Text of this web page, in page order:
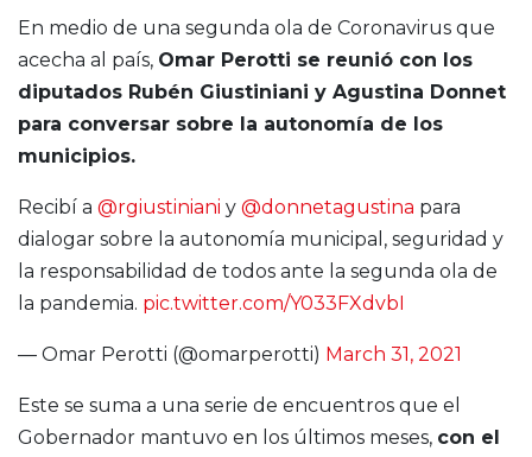
En medio de una segunda ola de Coronavirus que
acecha al país, Omar Perotti se reunió con los
diputados Rubén Giustiniani y Agustina Donnet
para conversar sobre la autonomía de los
municipios.
Recibí a @rgiustiniani y @donnetagustina para
dialogar sobre la autonomía municipal, seguridad y
la responsabilidad de todos ante la segunda ola de
la pandemia. pic.twitter.com/Y033FXdvbI
— Omar Perotti (@omarperotti) March 31, 2021
Este se suma a una serie de encuentros que el
Gobernador mantuvo en los últimos meses, con el